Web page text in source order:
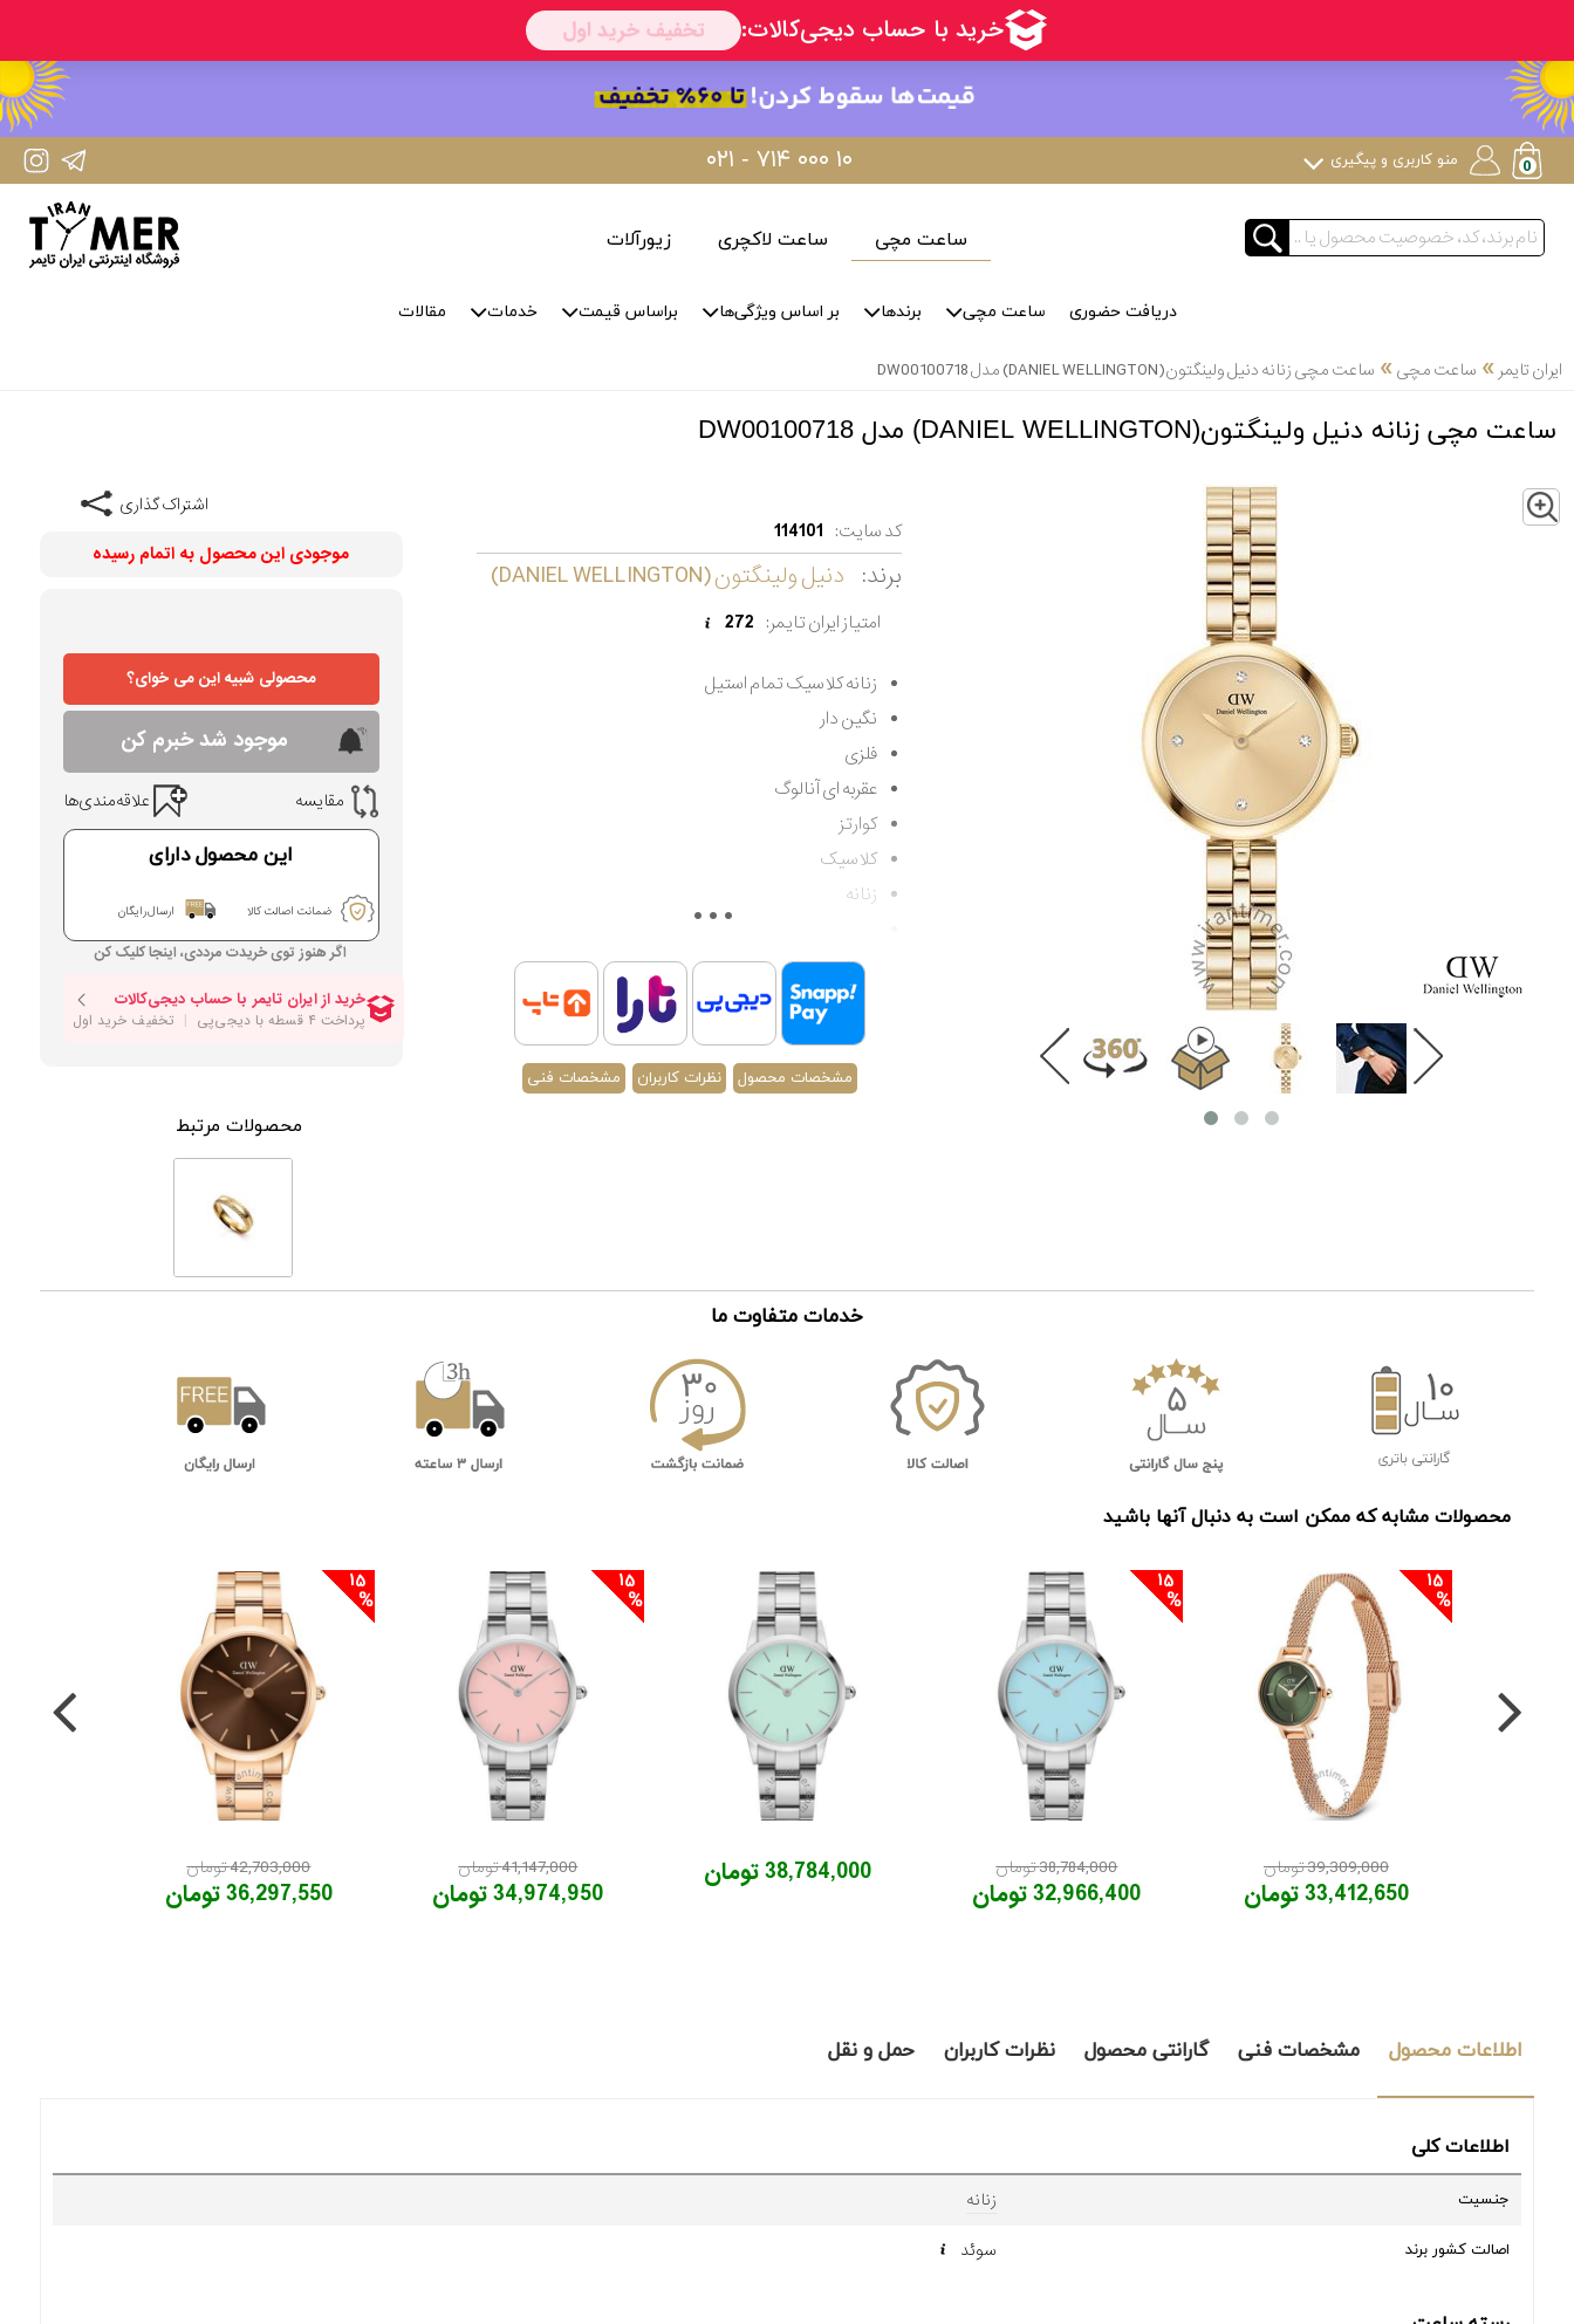
IranTimer Instagram Page ۰۲۱ - ۷۱۴ ۰۰۰ ۱۰ منو کاربری و پیگیری
ساعت مچی ساعت لاکچری زیورآلات
دریافت حضوری ساعت مچی برندها بر اساس ویژگی‌ها براساس قیمت خدمات مقالات
ایران تایمر » ساعت مچی» ساعت مچی زنانه دنیل ولینگتون(DANIEL WELLINGTON) مدل DW00100718
ساعت مچی زنانه دنیل ولینگتون(DANIEL WELLINGTON) مدل DW00100718
کد سایت: 114101
برند: دنیل ولینگتون (DANIEL WELLINGTON)
امتیاز ایران تایمر: 272
زنانه کلاسیک تمام استیل
نگین دار
فلزی
عقربه ای آنالوگ
کوارتز
کلاسیک
زنانه
مقاوم در برابر آب تا 30 متر
اصالت کشور سوئد
گارانتی مادام العمر اصالت کالا
مشخصات محصول نظرات کاربران مشخصات فنی
اشتراک گذاری
موجودی این محصول به اتمام رسیده
محصولی شبیه این می خوای؟
موجود شد خبرم کن
مقایسه علاقه‌مندی‌ها
این محصول دارای
ضمانت اصالت کالا ارسال رایگان
اگر هنوز توی خریدت مرددی، اینجا کلیک کن
محصولات مرتبط
خدمات متفاوت ما
محصولات مشابه که ممکن است به دنبال آنها باشید
15
42,703,000 تومان
36,297,550 تومان
15
41,147,000 تومان
34,974,950 تومان
38,784,000 تومان
15
38,784,000 تومان
32,966,400 تومان
15
39,309,000 تومان
33,412,650 تومان
اطلاعات محصول مشخصات فنی گارانتی محصول نظرات کاربران حمل و نقل
اطلاعات کلی
جنسیت زنانه
اصالت کشور برند سوئد